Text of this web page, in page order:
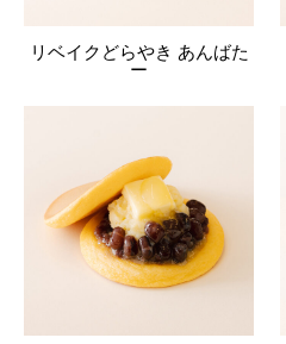
リベイクどらやき あんばた
ー